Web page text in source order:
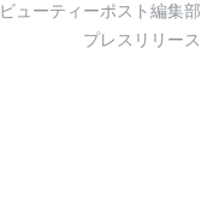
ビューティーポスト編集部
プレスリリース